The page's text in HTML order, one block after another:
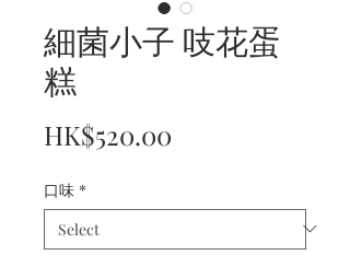
細菌小子 吱花蛋
糕
HK$520.00
口味 *